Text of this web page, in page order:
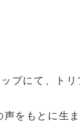
プにて、トリ
をもとに生